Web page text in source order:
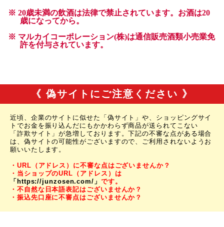
《 偽サイトにご注意ください 》
近頃、企業のサイトに似せた「偽サイト」や、ショッピングサイ
トでお金を振り込んだにもかかわらず商品が送られてこない
「詐欺サイト」が急増しております。下記の不審な点がある場合
は、偽サイトの可能性がございますので、ご利用されないようお
願いいたします。
・URL（アドレス）に不審な点はございませんか？
・当ショップのURL（アドレス）は
「https://junzosen.com/」 です。
・不自然な日本語表記はございませんか？
・振込先口座に不審点はございませんか？